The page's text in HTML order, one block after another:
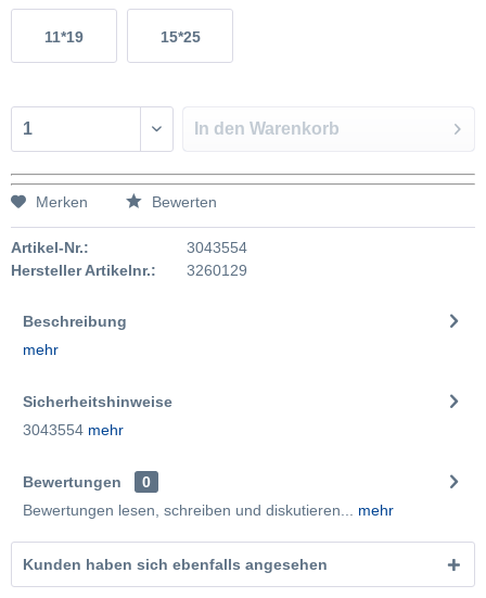
11*19 15*25
In den Warenkorb
Merken Bewerten
Artikel-Nr.:
3043554
Hersteller Artikelnr.:
3260129
Beschreibung
mehr
Sicherheitshinweise
3043554 mehr
Bewertungen
0
Bewertungen lesen, schreiben und diskutieren...
mehr
Kunden haben sich ebenfalls angesehen